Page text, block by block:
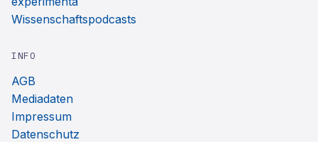
Wissenschaftspodcasts
INFO
AGB
Mediadaten
Impressum
Datenschutz